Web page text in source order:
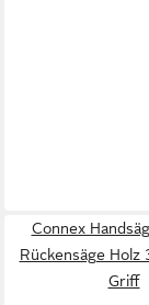
Connex
Rückensäge Holz
Griff